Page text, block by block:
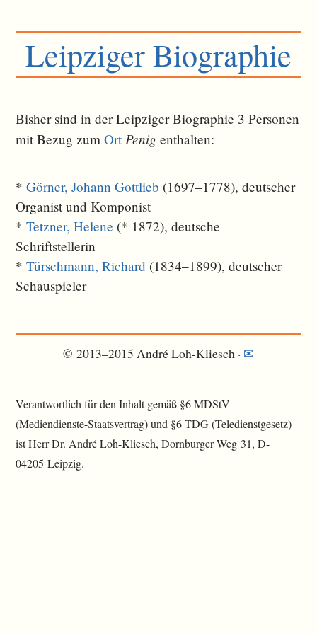
Leipziger Biographie
Bisher sind in der Leipziger Biographie 3 Personen
mit Bezug zumOrt Penig ent­halten:
*Görner, Johann Gottlieb (1697–1778), deutscher
Organist und Komponist
*Tetzner, Helene (* 1872), deutsche
Schriftstellerin
*Türschmann, Richard (1834–1899), deutscher
Schauspieler
© 2013–2015 André Loh-Kliesch · ✉
Verantwortlich für den Inhalt gemäß §6 MDStV
(Mediendienste-Staatsvertrag) und §6 TDG (Teledienstgesetz)
ist Herr Dr. André Loh-Kliesch, Dornburger Weg 31, D-
04205 Leipzig.